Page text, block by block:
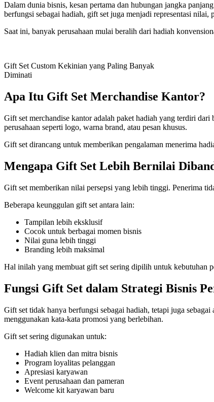
Dalam dunia bisnis, kesan pertama dan hubungan jangka
berfungsi sebagai hadiah, gift set juga menjadi representasi nilai,
Saat ini, banyak perusahaan mulai beralih dari hadiah
Gift Set Custom Kekinian yang Paling Banyak
Diminati
Apa Itu Gift Set Merchandise Kantor?
Gift set merchandise kantor adalah paket hadiah yang terdiri
perusahaan seperti logo, warna brand, atau pesan khusus.
Gift set dirancang untuk memberikan pengalaman menerima
Mengapa Gift Set Lebih Bernilai
Gift set memberikan nilai persepsi yang lebih tinggi. Penerima
Beberapa keunggulan gift set antara lain:
Tampilan lebih eksklusif
Cocok untuk berbagai momen bisnis
Nilai guna lebih tinggi
Branding lebih maksimal
Hal inilah yang membuat gift set sering dipilih untuk kebutuhan
Fungsi Gift Set dalam Strategi Bisnis
Gift set tidak hanya berfungsi sebagai hadiah, tetapi juga
menggunakan kata-kata promosi yang berlebihan.
Gift set sering digunakan untuk:
Hadiah klien dan mitra bisnis
Program loyalitas pelanggan
Apresiasi karyawan
Event perusahaan dan pameran
Welcome kit karyawan baru